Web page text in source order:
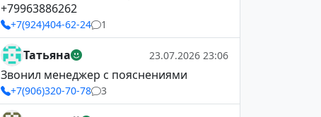
+79963886262
+7(924)404-62-24 1
Татьяна 23.07.2026 23:06
Звонил менеджер с пояснениями
+7(906)320-70-78 3